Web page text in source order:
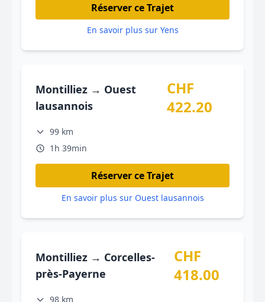
Réserver ce Trajet
En savoir plus sur Yens
Montilliez → Ouest
lausannois
CHF
422.20
99 km
1h 39min
Réserver ce Trajet
En savoir plus sur Ouest lausannois
Montilliez → Corcelles-
près-Payerne
CHF
418.00
98 km